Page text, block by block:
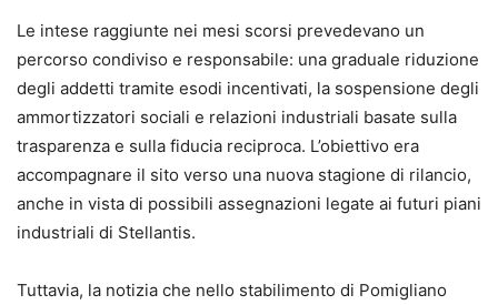
Le intese raggiunte nei mesi scorsi prevedevano un
percorso condiviso e responsabile: una graduale riduzione
degli addetti tramite esodi incentivati, la sospensione degli
ammortizzatori sociali e relazioni industriali basate sulla
trasparenza e sulla fiducia reciproca. L’obiettivo era
accompagnare il sito verso una nuova stagione di rilancio,
anche in vista di possibili assegnazioni legate ai futuri piani
industriali di Stellantis.
Tuttavia, la notizia che nello stabilimento di Pomigliano